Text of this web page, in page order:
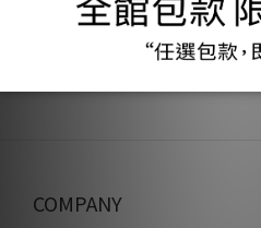
COMPANY